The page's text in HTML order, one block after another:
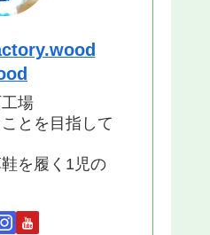
場
とを目指して
を履く1児の